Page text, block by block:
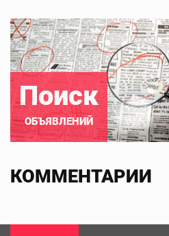
Поиск
ОБЪЯВЛЕНИЙ
КОММЕНТАРИИ